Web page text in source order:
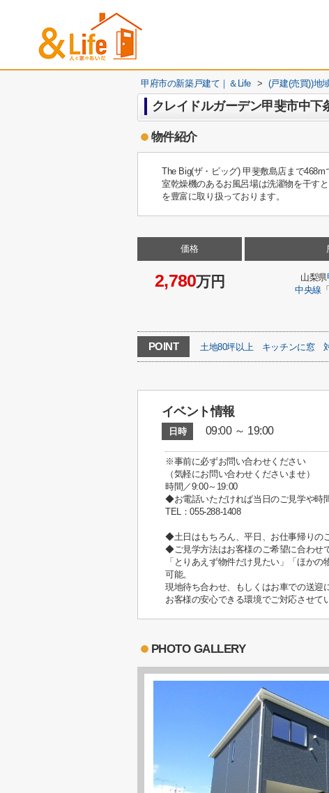
甲府市の新築戸建て｜＆Life > (戸建(売買))地
クレイドルガーデン甲斐市中
物件紹介
The Big(ザ・ビッグ) 甲斐敷島店まで
室乾燥機のあるお風呂場は洗濯物を干す
を豊富に取り扱っております。
価格
2,780万円 山梨県
中央線 「
POINT 土地80坪以上 キッチンに窓
イベント情報
日時 09:00 ～ 19:00
※事前に必ずお問い合わせください
（気軽にお問い合わせくださいませ）
時間／9:00～19:00
◆お電話いただければ当日のご見学や時
TEL：055-288-1408
◆土日はもちろん、平日、お仕事帰りの
◆ご見学方法はお客様のご希望に合わせ
「とりあえず物件だけ見たい」「ほか
可能。
現地待ち合わせ、もしくはお車での送迎
お客様の安心できる環境でご対応させて
PHOTO GALLERY